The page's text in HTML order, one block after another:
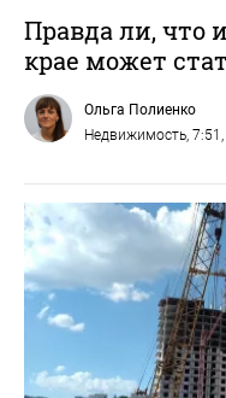
Правда ли, что
крае может
Ольга Полиенко
Недвижимость,